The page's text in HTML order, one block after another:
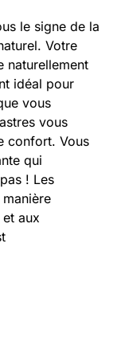
le signe de la
Votre
naturellement
idéal pour
vous
vous
confort. Vous
qui
! Les
aux